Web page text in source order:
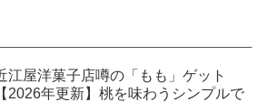
江屋洋菓子店噂の「もも」ゲット
【2026年更新】桃を味わうシンプルで